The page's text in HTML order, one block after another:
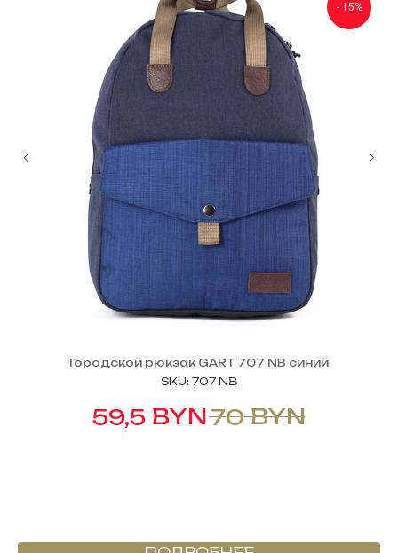
- 15%
Городской рюкзак GART 707 NB синий
SKU: 707 NB
59,5 BYN70 BYN